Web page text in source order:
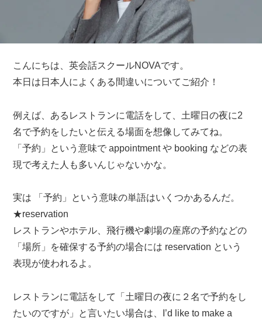
こんにちは、英会話スクールNOVAです。
本日は日本人によくある間違いについてご紹介！
例えば、あるレストランに電話をして、土曜日の夜に2
名で予約をしたいと伝える場面を想像してみてね。
「予約」という意味で appointment や booking などの表
現で考えた人も多いんじゃないかな。
実は 「予約」という意味の単語はいくつかあるんだ。
★reservation
レストランやホテル、飛行機や劇場の座席の予約などの
「場所」を確保する予約の場合には reservation という
表現が使われるよ。
レストランに電話をして「土曜日の夜に２名で予約をし
たいのですが」と言いたい場合は、I’d like to make a